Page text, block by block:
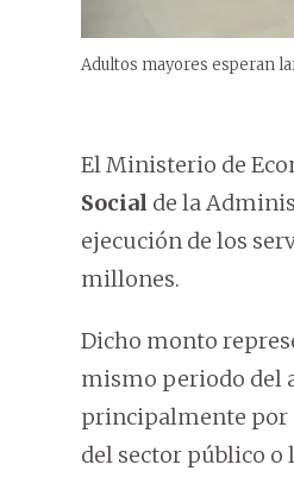
Adultos mayores esperan
El Ministerio de
Social de la
ejecución de los
millones.
Dicho monto
mismo periodo del
principalmente por
del sector público o